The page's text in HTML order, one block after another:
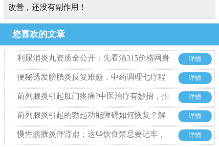
改善，还没有副作用！
您喜欢的文章
利尿消炎丸资质全公开：先看清315价格网身
份，再认准国家专利与持证门诊
详情
便秘诱发膀胱炎反复难愈，中药调理七疗程
后复查康复
详情
前列腺炎引起肛门疼痛?中医治疗有妙招，拒
绝西药也能好
详情
前列腺炎引起的勃起功能障碍如何恢复？解
析中药利尿消炎丸的治疗优势
详情
慢性膀胱炎伴肾虚：这些饮食禁忌要记牢，
详情